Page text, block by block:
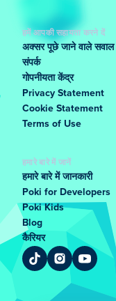
हमें आपकी सहायता करने दें
अक्सर पूछे जाने वाले सवाल
संपर्क
गोपनीयता केंद्र
Privacy Statement
Cookie Statement
Terms of Use
हमारे बारे में जानें
हमारे बारे में जानकारी
Poki for Developers
Poki Kids
Blog
कैरियर